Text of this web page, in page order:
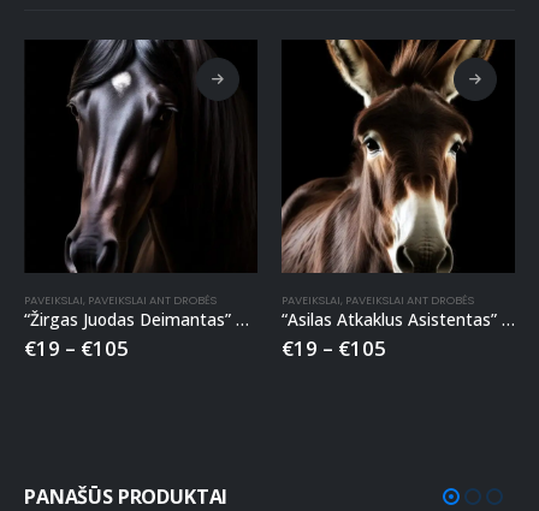
PAVEIKSLAI, PAVEIKSLAI ANT DROBĖS
“Žirgas Juodas Deimantas” paveikslas ant drobės
€19 – €105
PAVEIKSLAI, PAVEIKSLAI ANT DROBĖS
“Asilas Atkaklus Asistentas” paveikslas ant drobės
€19 – €105
PANAŠŪS PRODUKTAI